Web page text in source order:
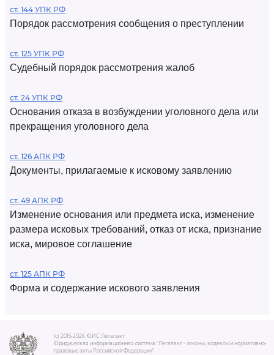
ст. 144 УПК РФ
Порядок рассмотрения сообщения о преступлении
ст. 125 УПК РФ
Судебный порядок рассмотрения жалоб
ст. 24 УПК РФ
Основания отказа в возбуждении уголовного дела или
прекращения уголовного дела
ст. 126 АПК РФ
Документы, прилагаемые к исковому заявлению
ст. 49 АПК РФ
Изменение основания или предмета иска, изменение
размера исковых требований, отказ от иска, признание
иска, мировое соглашение
ст. 125 АПК РФ
Форма и содержание искового заявления
(c) 2015-2026 ЮИС Легалакт
Юридическая информационная система "Легалакт - законы, кодексы и нормативно-
правовые акты Российской Федерации"